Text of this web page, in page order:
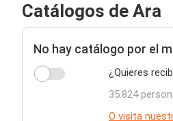
Catálogos de Ara
No hay catálogo por el
¿Quieres
35.824
O visita